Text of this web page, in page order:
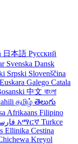
日本語 Русский
Svenska Dansk
Srpski Slovenščina
Euskara Galego Catala
中文 বাংলা
தமிழ் తెలుగు
Afrikaans Filipino
አማርኛ Turkce
Ellinika Cestina
Kreyol